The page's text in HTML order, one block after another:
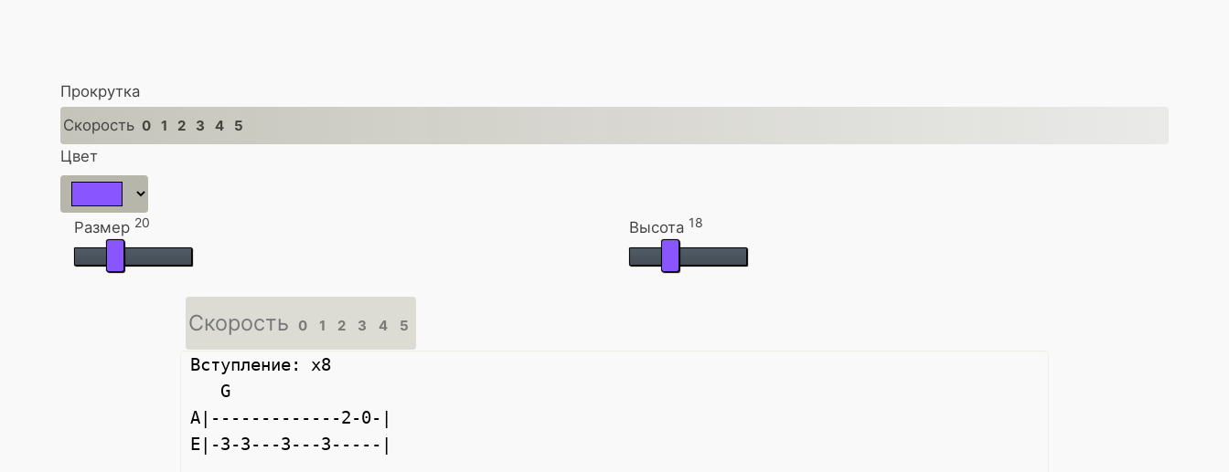
Прокрутка
Скорость 0 1 2 3 4 5
Цвет
Размер 20 Высота 18
Скорость 0 1 2 3 4 5
Вступление: x8
A|-------------2-0-|
E|-3-3---3---3-----|